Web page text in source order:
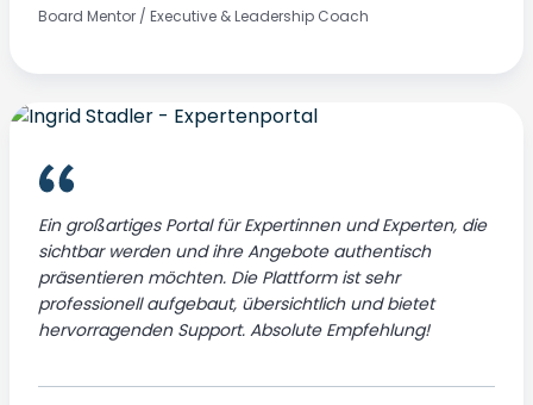
Board Mentor / Executive & Leadership Coach
Ein großartiges Portal für Expertinnen und Experten, die
sichtbar werden und ihre Angebote authentisch
präsentieren möchten. Die Plattform ist sehr
professionell aufgebaut, übersichtlich und bietet
hervorragenden Support. Absolute Empfehlung!